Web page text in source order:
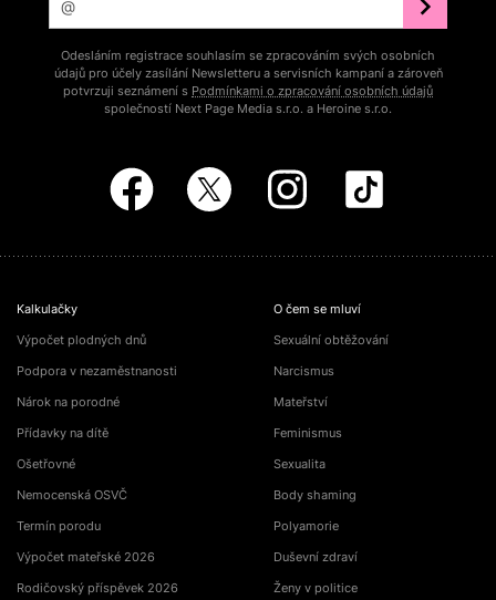
Odesláním registrace souhlasím se zpracováním svých osobních
údajů pro účely zasílání Newsletteru a servisních kampaní a zároveň
potvrzuji seznámení s Podmínkami o zpracování osobních údajů
společností Next Page Media s.r.o. a Heroine s.r.o.
Kalkulačky
Výpočet plodných dnů
Podpora v nezaměstnanosti
Nárok na porodné
Přídavky na dítě
Ošetřovné
Nemocenská OSVČ
Termín porodu
Výpočet mateřské 2026
Rodičovský příspěvek 2026
O čem se mluví
Sexuální obtěžování
Narcismus
Mateřství
Feminismus
Sexualita
Body shaming
Polyamorie
Duševní zdraví
Ženy v politice